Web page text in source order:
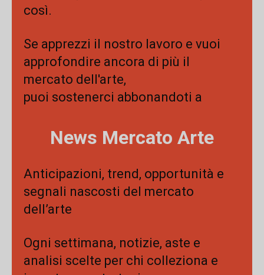
così.
Se apprezzi il nostro lavoro e vuoi
approfondire ancora di più il
mercato dell'arte,
puoi sostenerci abbonandoti a
News Mercato Arte
Anticipazioni, trend, opportunità e
segnali nascosti del mercato
dell’arte
Ogni settimana, notizie, aste e
analisi scelte per chi colleziona e